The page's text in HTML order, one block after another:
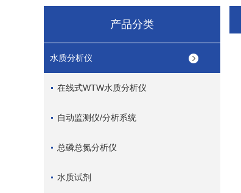
产品分类
水质分析仪
在线式WTW水质分析仪
自动监测仪/分析系统
总磷总氮分析仪
水质试剂